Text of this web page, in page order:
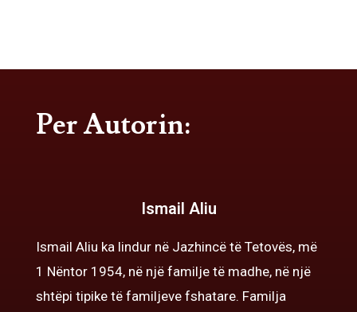
Per Autorin:
Ismail Aliu
Ismail Aliu ka lindur në Jazhincë të Tetovës, më
1 Nëntor 1954, në një familje të madhe, në një
shtëpi tipike të familjeve fshatare. Familja